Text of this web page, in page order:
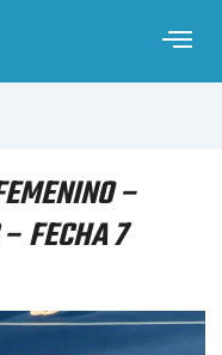
–
FECHA 7